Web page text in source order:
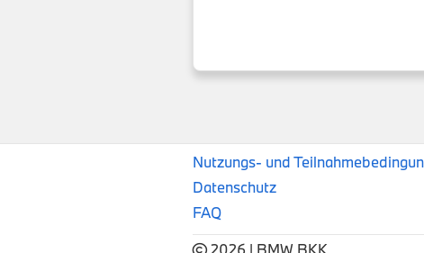
Nutzungs- und
Datenschutz
FAQ
2026 | BMW BKK